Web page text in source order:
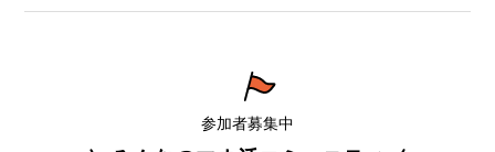
参加者募集中